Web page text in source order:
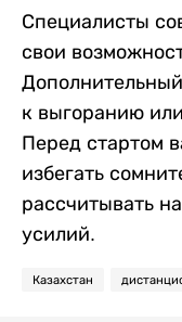
Специалисты
свои
к выгоранию
Перед стартом
избегать
рассчитывать
усилий.
Казахстан